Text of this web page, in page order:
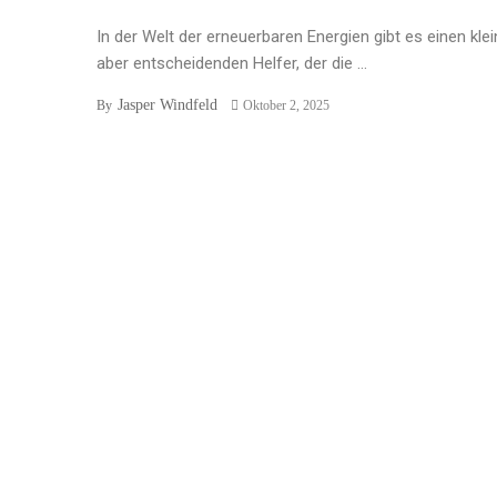
In der Welt der erneuerbaren Energien gibt es einen
aber entscheidenden Helfer, der die ...
By Jasper Windfeld Oktober 2, 2025